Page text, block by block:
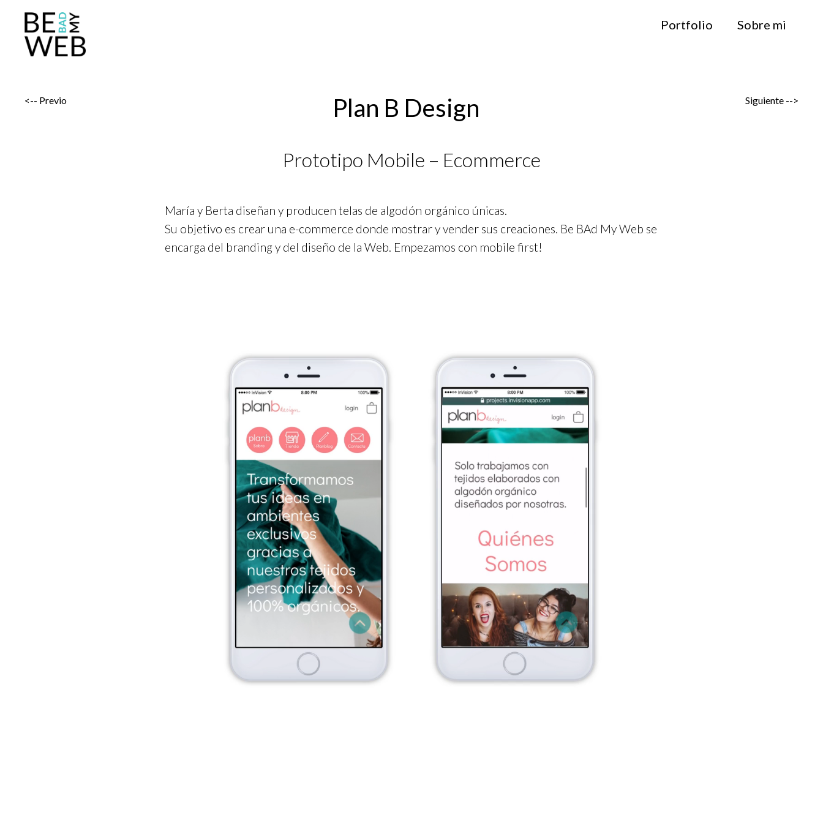
contenido
Portfolio Sobre mi
<-- Previo Siguiente -->
Plan B Design
Prototipo Mobile – Ecommerce
María y Berta diseñan y producen telas de algodón orgánico únicas.
Su objetivo es crear una e-commerce donde mostrar y vender sus creaciones. Be BAd My Web se
encarga del branding y del diseño de la Web. Empezamos con mobile first!